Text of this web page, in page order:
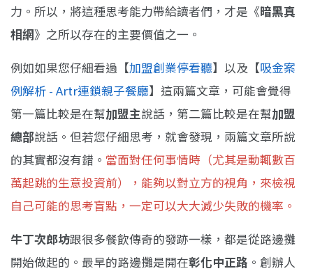
力。所以，將這種思考能力帶給讀者們，才是《暗黑真
相網》之所以存在的主要價值之一。
例如如果您仔細看過 【加盟創業停看聽】 以及【吸金案
例解析 - Artr連鎖親子餐廳】這兩篇文章，可能會覺得
第一篇比較是在幫加盟主說話，第二篇比較是在幫加盟
總部說話。但若您仔細思考，就會發現，兩篇文章所說
的其實都沒有錯。 當面對任何事情時（尤其是動輒數百
萬起跳的生意投資前），能夠以對立方的視角，來檢視
自己可能的思考盲點，一定可以大大減少失敗的機率。
牛丁次郎坊跟很多餐飲傳奇的發跡一樣，都是從路邊攤
開始做起的。最早的路邊攤是開在彰化中正路 。創辦人